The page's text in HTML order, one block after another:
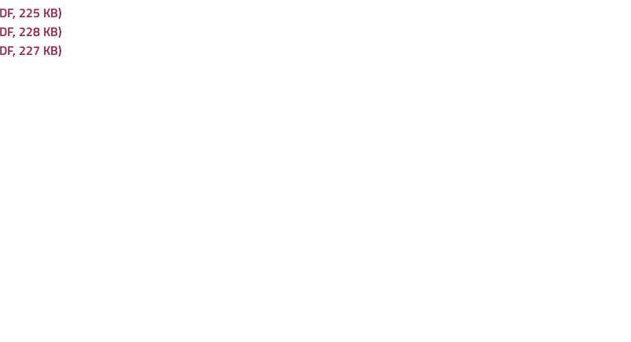
225 KB)
228 KB)
227 KB)